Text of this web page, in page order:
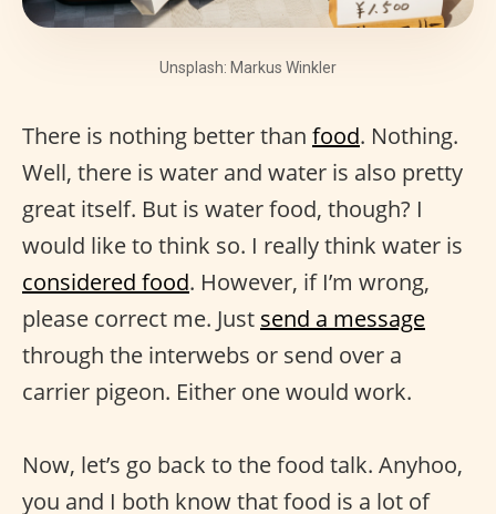
Unsplash: Markus Winkler
There is nothing better than food. Nothing.
Well, there is water and water is also pretty
great itself. But is water food, though? I
would like to think so. I really think water is
considered food. However, if I’m wrong,
please correct me. Just send a message
through the interwebs or send over a
carrier pigeon. Either one would work.
Now, let’s go back to the food talk. Anyhoo,
you and I both know that food is a lot of